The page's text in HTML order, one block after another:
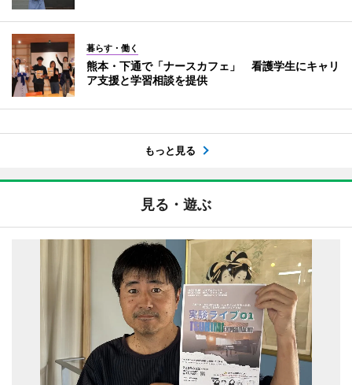
暮らす・働く
熊本・下通で「ナースカフェ」 看護学生にキャリ
ア支援と学習相談を提供
もっと見る
見る・遊ぶ